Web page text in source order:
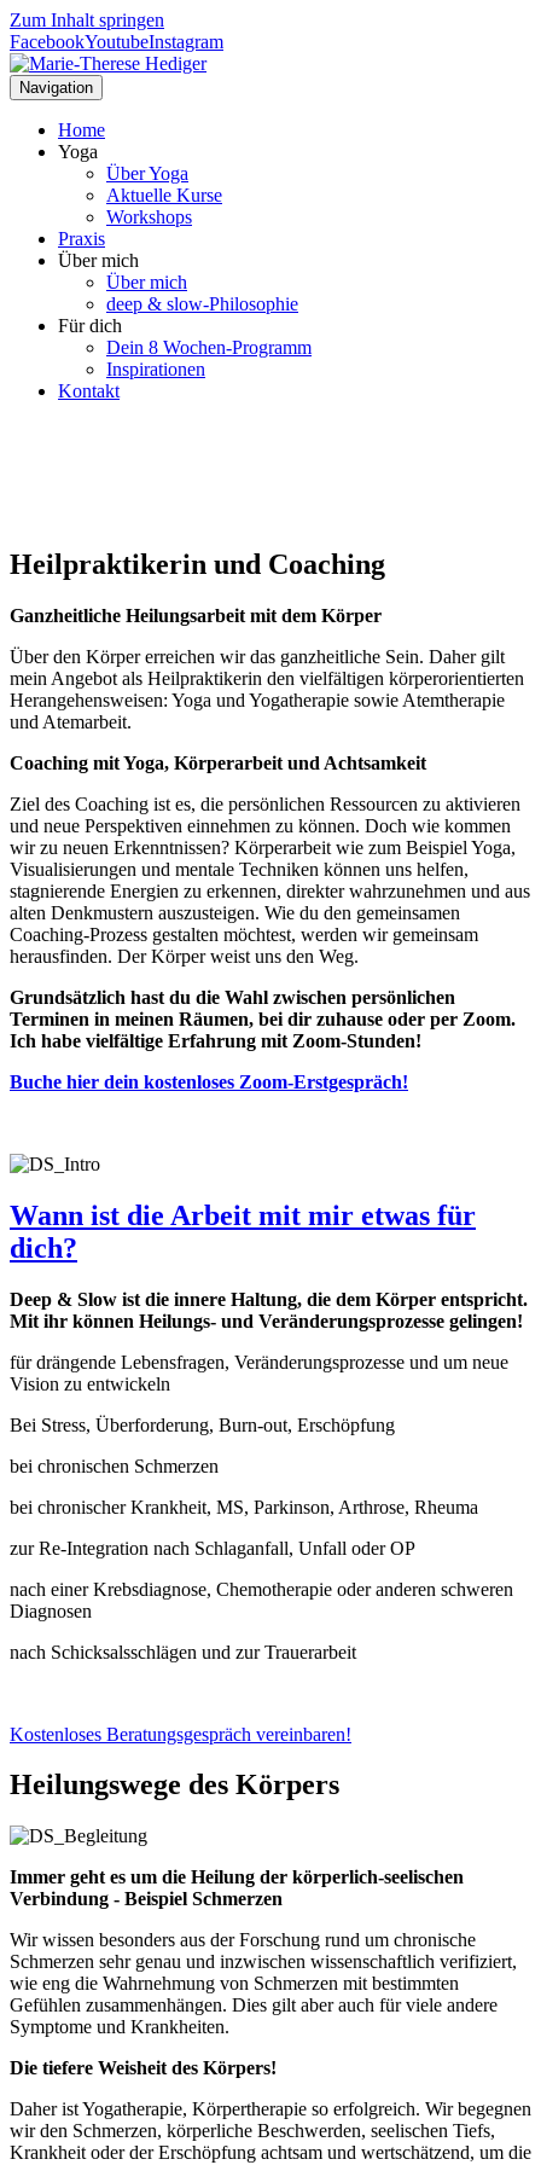
Zum Inhalt springen
FacebookYoutubeInstagram
Navigation
Home
Yoga
Über Yoga
Aktuelle Kurse
Workshops
Praxis
Über mich
Über mich
deep & slow-Philosophie
Für dich
Dein 8 Wochen-Programm
Inspirationen
Kontakt
Heilpraktikerin und Coaching
Ganzheitliche Heilungsarbeit mit dem Körper
Über den Körper erreichen wir das ganzheitliche Sein. Daher gilt
mein Angebot als Heilpraktikerin den vielfältigen körperorientierten
Herangehensweisen: Yoga und Yogatherapie sowie Atemtherapie
und Atemarbeit.
Coaching mit Yoga, Körperarbeit und Achtsamkeit
Ziel des Coaching ist es, die persönlichen Ressourcen zu aktivieren
und neue Perspektiven einnehmen zu können. Doch wie kommen
wir zu neuen Erkenntnissen? Körperarbeit wie zum Beispiel Yoga,
Visualisierungen und mentale Techniken können uns helfen,
stagnierende Energien zu erkennen, direkter wahrzunehmen und aus
alten Denkmustern auszusteigen. Wie du den gemeinsamen
Coaching-Prozess gestalten möchtest, werden wir gemeinsam
herausfinden. Der Körper weist uns den Weg.
Grundsätzlich hast du die Wahl zwischen persönlichen
Terminen in meinen Räumen, bei dir zuhause oder per Zoom.
Ich habe vielfältige Erfahrung mit Zoom-Stunden!
Buche hier dein kostenloses Zoom-Erstgespräch!
Wann ist die Arbeit mit mir etwas für
dich?
Deep & Slow ist die innere Haltung, die dem Körper entspricht.
Mit ihr können Heilungs- und Veränderungsprozesse gelingen!
für drängende Lebensfragen, Veränderungsprozesse und um neue
Vision zu entwickeln
Bei Stress, Überforderung, Burn-out, Erschöpfung
bei chronischen Schmerzen
bei chronischer Krankheit, MS, Parkinson, Arthrose, Rheuma
zur Re-Integration nach Schlaganfall, Unfall oder OP
nach einer Krebsdiagnose, Chemotherapie oder anderen schweren
Diagnosen
nach Schicksalsschlägen und zur Trauerarbeit
Kostenloses Beratungsgespräch vereinbaren!
Heilungswege des Körpers
Immer geht es um die Heilung der körperlich-seelischen
Verbindung - Beispiel Schmerzen
Wir wissen besonders aus der Forschung rund um chronische
Schmerzen sehr genau und inzwischen wissenschaftlich verifiziert,
wie eng die Wahrnehmung von Schmerzen mit bestimmten
Gefühlen zusammenhängen. Dies gilt aber auch für viele andere
Symptome und Krankheiten.
Die tiefere Weisheit des Körpers!
Daher ist Yogatherapie, Körpertherapie so erfolgreich. Wir begegnen
wir den Schmerzen, körperliche Beschwerden, seelischen Tiefs,
Krankheit oder der Erschöpfung achtsam und wertschätzend, um die